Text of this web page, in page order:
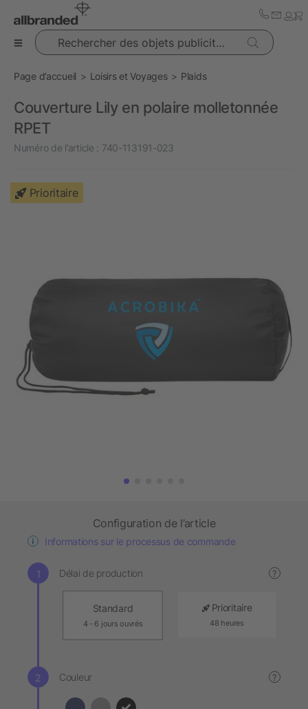
Rechercher des objets publicitaires
Page d’accueil Loisirs et Voyages Plaids
Couverture Lily en polaire molletonnée
RPET
Numéro de l’article : 740-113191-023
Prioritaire
Configuration de l’article
Informations sur le processus de commande
Délai de production ?
Standard
4 - 6 jours ouvrés
Prioritaire
48 heures
Couleur ?